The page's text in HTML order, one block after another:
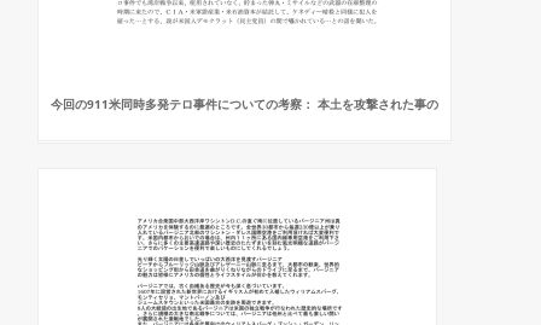
今回の911米同時多発テロ事件についての考察： 本土を攻撃された事の